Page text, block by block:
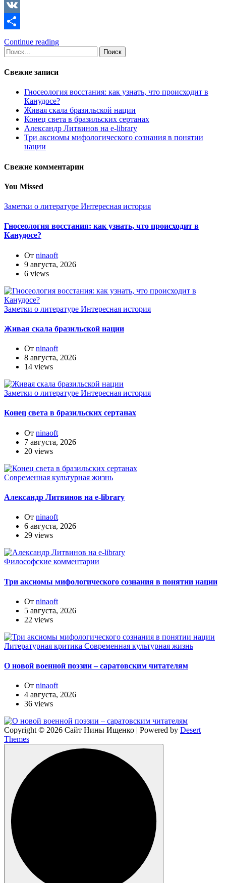
Copy
Link
VK
Отправить
Continue reading
Найти:
Свежие записи
Гносеология восстания: как узнать, что происходит в
Канудосе?
Живая скала бразильской нации
Конец света в бразильских сертанах
Александр Литвинов на e-library
Три аксиомы мифологического сознания в понятии
нации
Свежие комментарии
You Missed
Заметки о литературе Интересная история
Гносеология восстания: как узнать, что происходит в
Канудосе?
От ninaoft
9 августа, 2026
6 views
Заметки о литературе Интересная история
Живая скала бразильской нации
От ninaoft
8 августа, 2026
14 views
Заметки о литературе Интересная история
Конец света в бразильских сертанах
От ninaoft
7 августа, 2026
20 views
Современная культурная жизнь
Александр Литвинов на e-library
От ninaoft
6 августа, 2026
29 views
Философские комментарии
Три аксиомы мифологического сознания в понятии нации
От ninaoft
5 августа, 2026
22 views
Литературная критика Современная культурная жизнь
О новой военной поэзии – саратовским читателям
От ninaoft
4 августа, 2026
36 views
Copyright © 2026 Сайт Нины Ищенко | Powered by Desert
Themes